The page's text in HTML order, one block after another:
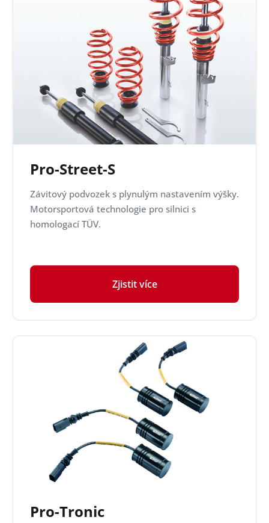
Pro-Street-S
Závitový podvozek s plynulým nastavením výšky.
Motorsportová technologie pro silnici s
homologací TÜV.
Zjistit více
Pro-Tronic